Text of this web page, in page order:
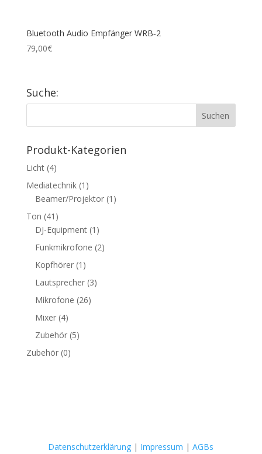
Blue­tooth Audio Emp­fän­ger WRB‑2
79,00€
Suche:
Pro­dukt-Kate­go­rien
Licht (4)
Mediatechnik (1)
Beamer/Projektor (1)
Ton (41)
DJ-Equipment (1)
Funkmikrofone (2)
Kopfhörer (1)
Lautsprecher (3)
Mikrofone (26)
Mixer (4)
Zubehör (5)
Zubehör (0)
Datenschutzerklärung | Impressum |AGBs